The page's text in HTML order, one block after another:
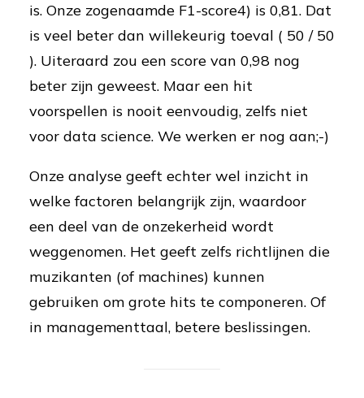
is. Onze zogenaamde F1-score4) is 0,81. Dat
is veel beter dan willekeurig toeval ( 50 / 50
). Uiteraard zou een score van 0,98 nog
beter zijn geweest. Maar een hit
voorspellen is nooit eenvoudig, zelfs niet
voor data science. We werken er nog aan;-)
Onze analyse geeft echter wel inzicht in
welke factoren belangrijk zijn, waardoor
een deel van de onzekerheid wordt
weggenomen. Het geeft zelfs richtlijnen die
muzikanten (of machines) kunnen
gebruiken om grote hits te componeren. Of
in managementtaal, betere beslissingen.